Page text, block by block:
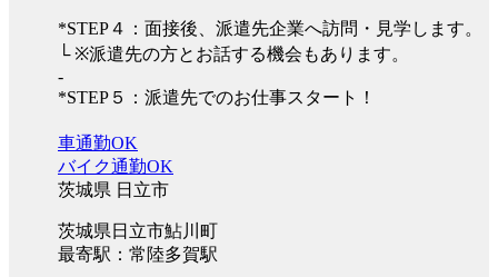
*STEP４：面接後、派遣先企業へ訪問・見学します。
└ ※派遣先の方とお話する機会もあります。
-
*STEP５：派遣先でのお仕事スタート！
車通勤OK
バイク通勤OK
茨城県 日立市
茨城県日立市鮎川町
最寄駅：常陸多賀駅